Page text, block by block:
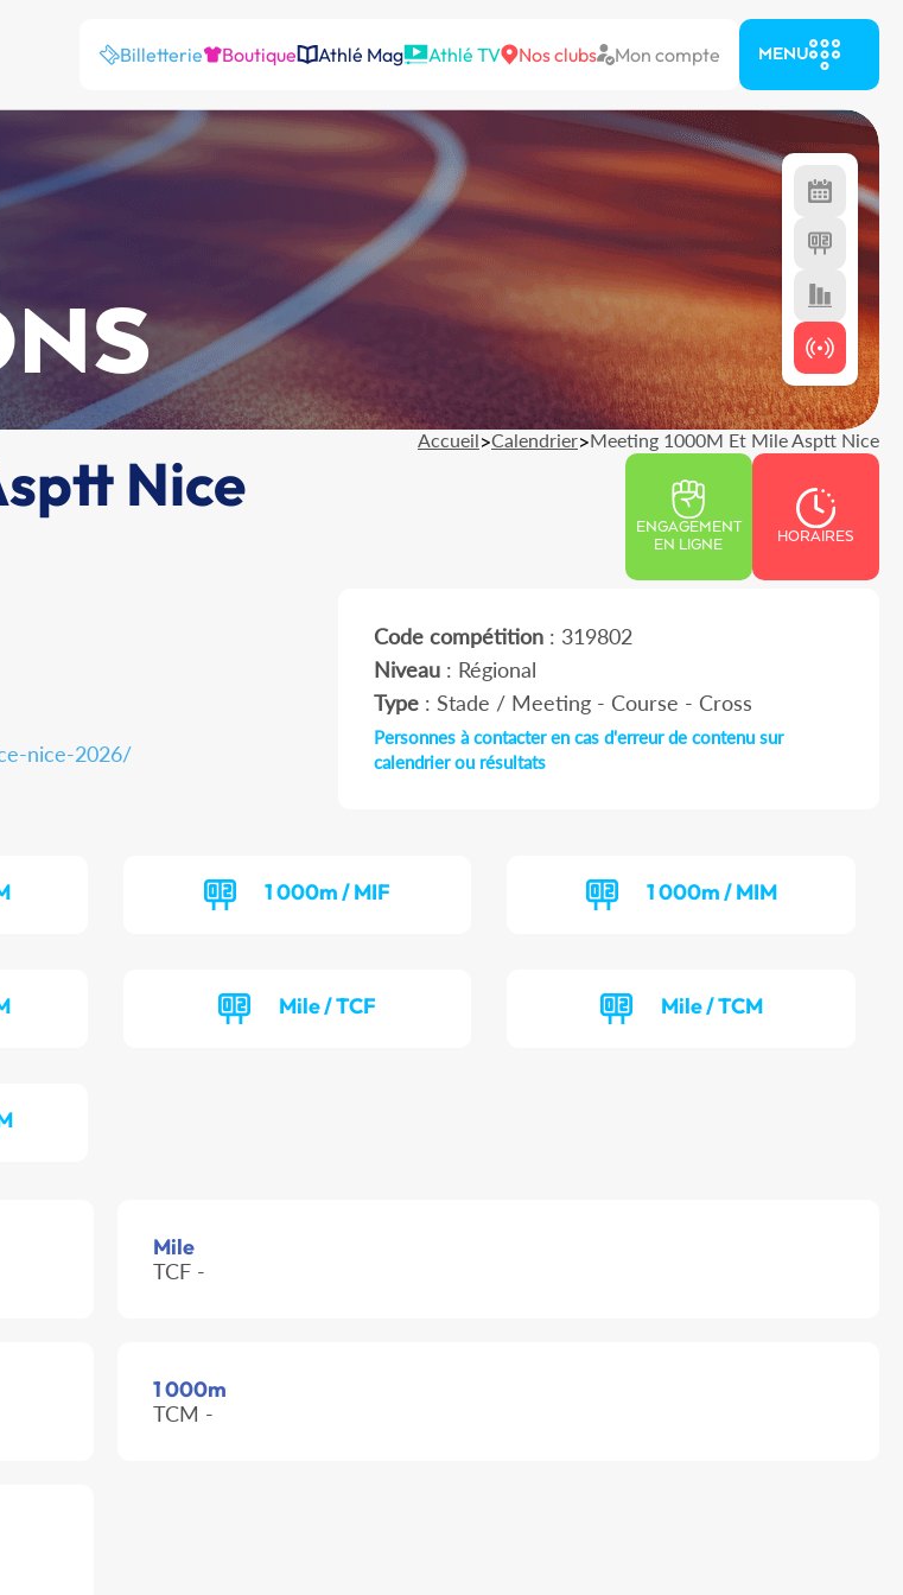
Billetterie Boutique Athlé Mag Athlé TV Nos clubs Mon compte MENU
Accueil>Calendrier>Meeting 1000M Et Mile Asptt Nice
Nice
ENGAGEMENT
EN LIGNE
HORAIRES
nice-2026/
Code compétition: 319802
Niveau: Régional
Type: Stade / Meeting - Course - Cross
Personnes à contacter en cas d'erreur de contenu sur
calendrier ou résultats
1 000m / MIF 1 000m / MIM
Mile / TCF Mile / TCM
Mile
TCF -
1 000m
TCM -